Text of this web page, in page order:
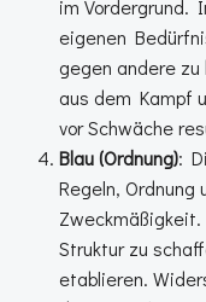
im Vordergrund.
eigenen
gegen andere
aus dem Kampf
vor Schwäche
Blau (Ordnung):
Regeln, Ordnung
Struktur zu
etablieren.